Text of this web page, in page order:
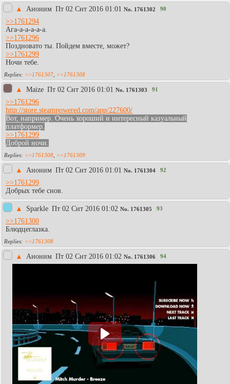
▲ Аноним Пт 02 Снт 2016 01:01 No. 1761302 90
>>1761294
Ага-а-а-а-а-а.
>>1761296
Поздновато ты. Пойдем вместе, может?
>>1761299
Ночи тебе.
>>1761307 >>1761308
▲ Maize Пт 02 Снт 2016 01:01 No. 1761303 91
>>1761296
http://store.steampowered.com/app/227600/
Вот, например. Очень хороший и интересный казуальный
платформер.
>>1761299
Доброй ночи.
>>1761308 >>1761309
▲ Аноним Пт 02 Снт 2016 01:01 No. 1761304 92
>>1761299
Добрых тебе снов.
▲ Sparkle Пт 02 Снт 2016 01:02 No. 1761305 93
>>1761300
Блюдцеглазка.
>>1761308
▲ Аноним Пт 02 Снт 2016 01:02 No. 1761306 94